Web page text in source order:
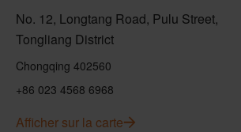
No. 12, Longtang Road, Pulu Street,
Tongliang District
Chongqing 402560
+86 023 4568 6968
Afficher sur la carte